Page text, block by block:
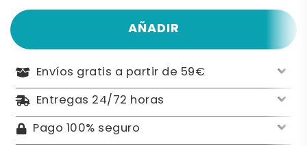
AÑADIR
Envíos gratis a partir de 59€
Entregas 24/72 horas
Pago 100% seguro